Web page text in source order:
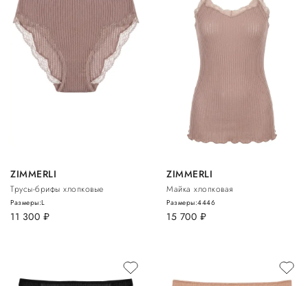
ZIMMERLI
Трусы-брифы хлопковые
11 300 руб.
Размеры:L
ZIMMERLI
Майка хлопковая
15 700 руб.
Размеры:4446